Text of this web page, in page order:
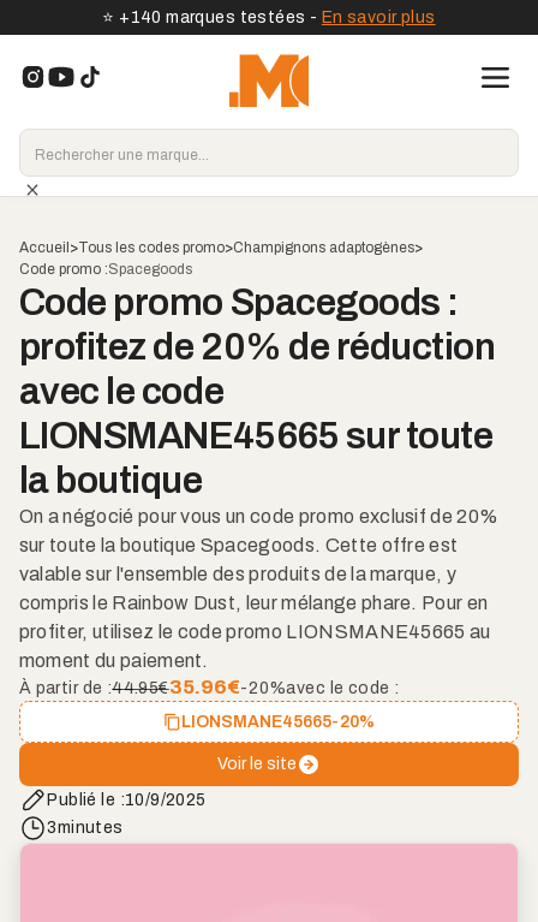
⭐️ +140 marques testées - En savoir plus
Accueil>Tous les codes promo>Champignons adaptogènes>
Code promo :Spacegoods
Code promo Spacegoods :
profitez de 20% de réduction
avec le code
LIONSMANE45665 sur toute
la boutique
On a négocié pour vous un code promo exclusif de 20%
sur toute la boutique Spacegoods. Cette offre est
valable sur l'ensemble des produits de la marque, y
compris le Rainbow Dust, leur mélange phare. Pour en
profiter, utilisez le code promo LIONSMANE45665 au
moment du paiement.
À partir de :44.95€35.96€-20%avec le code :
LIONSMANE45665-20%
Voir le site
Publié le :10/9/2025
3minutes